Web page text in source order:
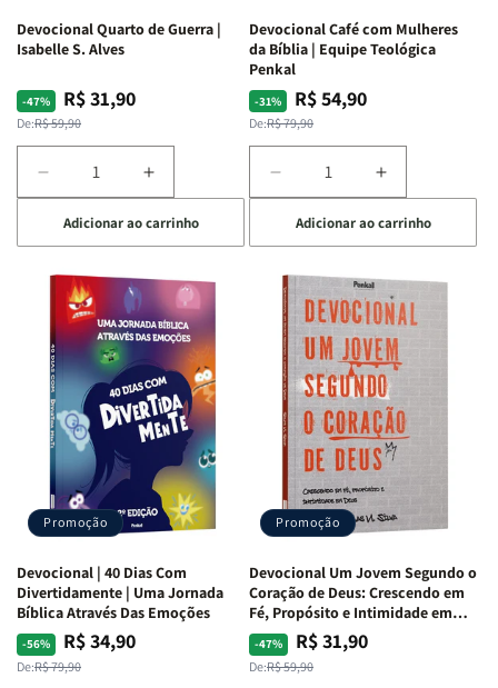
Devocional Quarto de Guerra |
Isabelle S. Alves
-47%
Preço
normal
De:R$ 59,90
Preço
promocional
R$ 31,90
Diminuir
a
quantidade
de
Devocional
Quarto
de
Guerra
Isabelle
S.
Alves
Aumentar
a
quantidade
de
Devocional
Quarto
de
Guerra
|
Isabelle
S.
Alves
Adicionar ao carrinho
Devocional Café com Mulheres
da Bíblia | Equipe Teológica
Penkal
-31%
Preço
normal
De:R$ 79,90
Preço
promocional
R$ 54,90
Diminuir
a
quantidade
de
Devocional
Café
com
Mulheres
da
Bíblia
Equipe
Teológica
Penkal
Aumentar
a
quantidade
de
Devocional
Café
com
Mulheres
da
Bíblia
|
Equipe
Teológica
Penkal
Adicionar ao carrinho
Promoção
Devocional | 40 Dias Com
Divertidamente | Uma Jornada
Bíblica Através Das Emoções
-56%
Preço
normal
De:R$ 79,90
Preço
promocional
R$ 34,90
Promoção
Devocional Um Jovem Segundo o
Coração de Deus: Crescendo em
Fé, Propósito e Intimidade em
Deus
-47%
Preço
normal
De:R$ 59,90
Preço
promocional
R$ 31,90